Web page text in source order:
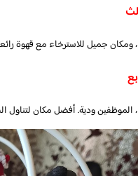
ومكان جميل للاسترخاء مع قهوة
الموظفين ودية. أفضل مكان لتناول